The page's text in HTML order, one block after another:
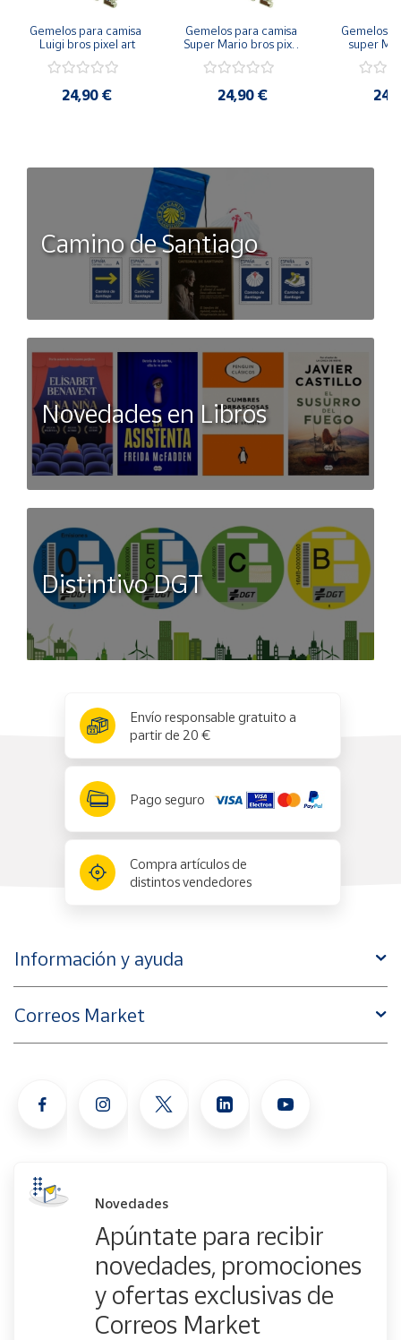
Gemelos para camisa
Luigi bros pixel art
24,90 €
Gemelos para camisa
Super Mario bros pixel
24,90 €
Gemelos
super
Camino de Santiago
Novedades en Libros
Distintivo DGT
Envío responsable gratuito a
partir de 20 €
Pago seguro
Compra artículos de
distintos vendedores
Información y ayuda
Correos Market
Novedades
Apúntate para recibir
novedades, promociones
y ofertas exclusivas de
Correos Market